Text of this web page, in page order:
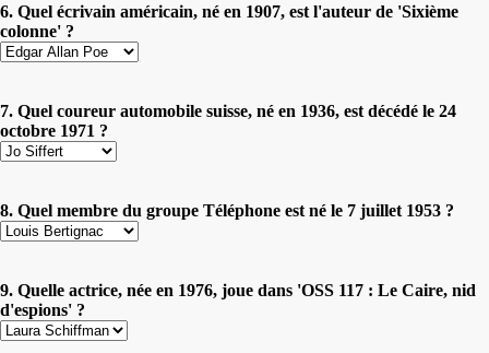
6. Quel écrivain américain, né en 1907, est l'auteur de 'Sixième
colonne' ?
7. Quel coureur automobile suisse, né en 1936, est décédé le 24
octobre 1971 ?
8. Quel membre du groupe Téléphone est né le 7 juillet 1953 ?
9. Quelle actrice, née en 1976, joue dans 'OSS 117 : Le Caire, nid
d'espions' ?